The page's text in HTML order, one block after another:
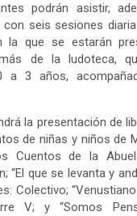
podrán asistir,
con seis sesiones
la que se estarán
de la ludoteca,
a 3 años,
la presentación de
de niñas y niños de
Cuentos de la
“El que se levanta y
Colectivo;
V; y “Somos